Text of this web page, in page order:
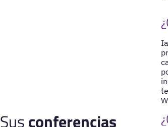
Susconferencias